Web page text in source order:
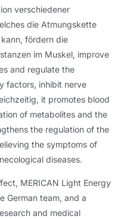
verschiedener
die Atmungskette
fördern die
im Muskel, improve
and regulate the
factors, inhibit nerve
it promotes blood
of metabolites and the
the regulation of the
the symptoms of
diseases.
, MERICAN Light Energy
German team, and a
and medical